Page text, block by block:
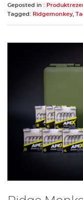
Geposted in :
Tagged: Ridgemonkey,